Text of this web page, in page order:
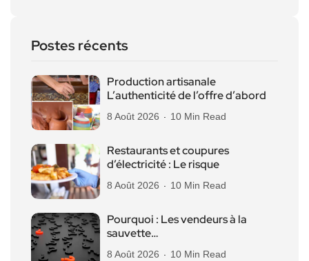
Postes récents
Production artisanale
L’authenticité de l’offre d’abord
8 Août 2026 10 Min Read
Restaurants et coupures
d’électricité : Le risque
8 Août 2026 10 Min Read
Pourquoi : Les vendeurs à la
sauvette…
8 Août 2026 10 Min Read